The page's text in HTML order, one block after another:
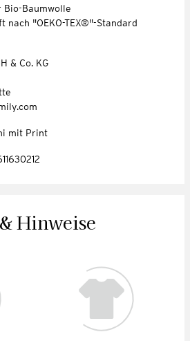
Baumwolle
nach "OEKO-TEX®"-Standard
& Co. KG
mit Print
Hinweise